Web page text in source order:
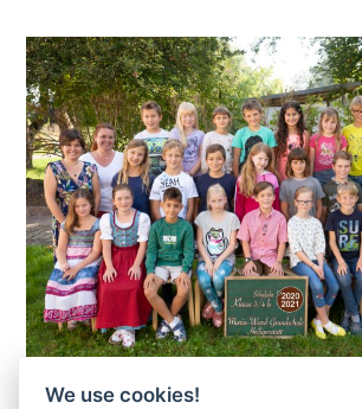
We use cookies!